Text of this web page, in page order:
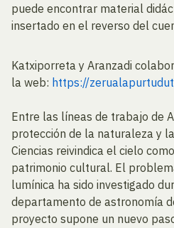
puede encontrar material
insertado en el reverso del
Katxiporreta y Aranzadi
la web: https://
Entre las líneas de trabajo de
protección de la naturaleza y
Ciencias reivindica el cielo
patrimonio cultural. El
lumínica ha sido investigado
departamento de astronomía
proyecto supone un nuevo